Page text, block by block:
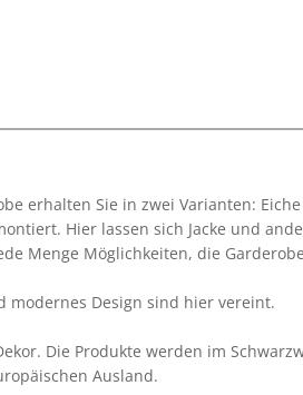
erhalten Sie in zwei Varianten:
Hier lassen sich Jacke und
Menge Möglichkeiten, die
modernes Design sind hier vereint.
Die Produkte werden im
Ausland.